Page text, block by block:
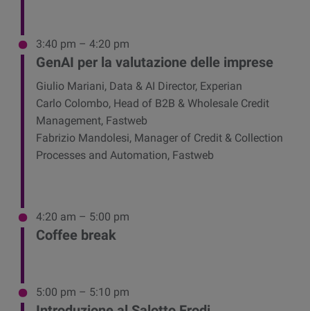
3:40 pm – 4:20 pm
GenAI per la valutazione delle imprese
Giulio Mariani, Data & AI Director, Experian
Carlo Colombo, Head of B2B & Wholesale Credit
Management, Fastweb
Fabrizio Mandolesi, Manager of Credit & Collection
Processes and Automation, Fastweb
4:20 am – 5:00 pm
Coffee break
5:00 pm – 5:10 pm